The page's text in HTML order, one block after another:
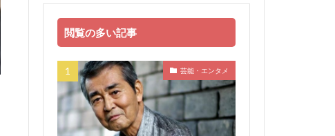
閲覧の多い記事
芸能・エンタメ